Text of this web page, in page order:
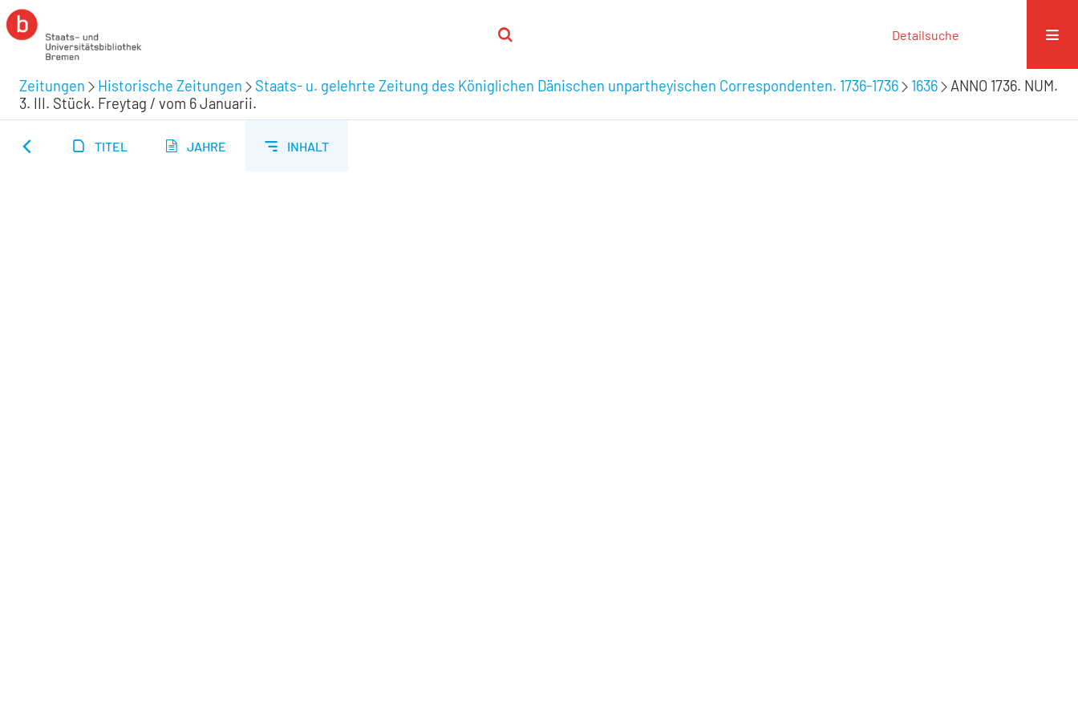
Detailsuche
Zeitungen Historische Zeitungen Staats- u. gelehrte Zeitung des Königlichen Dänischen unpartheyischen Correspondenten. 1736-1736 1636
ANNO 1736. NUM.
3. III. Stück. Freytag / vom 6 Januarii.
TITEL JAHRE INHALT